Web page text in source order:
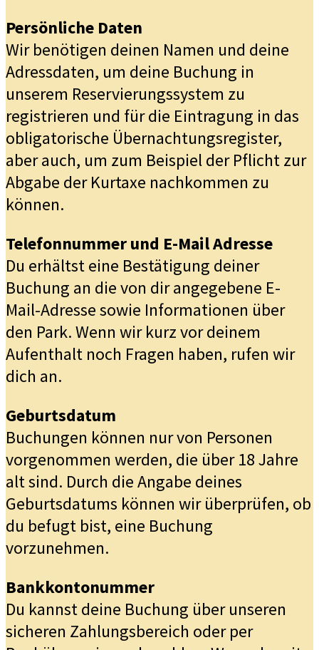
Persönliche Daten
Wir benötigen deinen Namen und deine
Adressdaten, um deine Buchung in
unserem Reservierungssystem zu
registrieren und für die Eintragung in das
obligatorische Übernachtungsregister,
aber auch, um zum Beispiel der Pflicht zur
Abgabe der Kurtaxe nachkommen zu
können.
Telefonnummer und E-Mail Adresse
Du erhältst eine Bestätigung deiner
Buchung an die von dir angegebene E-
Mail-Adresse sowie Informationen über
den Park. Wenn wir kurz vor deinem
Aufenthalt noch Fragen haben, rufen wir
dich an.
Geburtsdatum
Buchungen können nur von Personen
vorgenommen werden, die über 18 Jahre
alt sind. Durch die Angabe deines
Geburtsdatums können wir überprüfen, ob
du befugt bist, eine Buchung
vorzunehmen.
Bankkontonummer
Du kannst deine Buchung über unseren
sicheren Zahlungsbereich oder per